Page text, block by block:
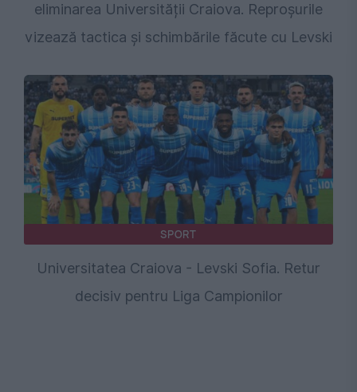
eliminarea Universității Craiova. Reproșurile
vizează tactica și schimbările făcute cu Levski
SPORT
Universitatea Craiova - Levski Sofia. Retur
decisiv pentru Liga Campionilor